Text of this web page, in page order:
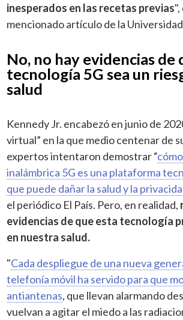
inesperados en las recetas previas
mencionado artículo de la
No, no hay evidencias de
tecnología 5G sea un
salud
Kennedy Jr. encabezó en junio de
virtual” en la que medio centenar de
expertos intentaron demostrar “
inalámbrica 5G es una plataforma
que puede dañar la salud y la
el periódico El País. Pero, en realidad,
evidencias de que esta tecnología
en nuestra salud.
"Cada despliegue de una nueva
telefonía móvil ha servido para que
antiantenas, que llevan alarmando
vuelvan a agitar el miedo a las